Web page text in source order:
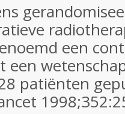
een
een
patiënten